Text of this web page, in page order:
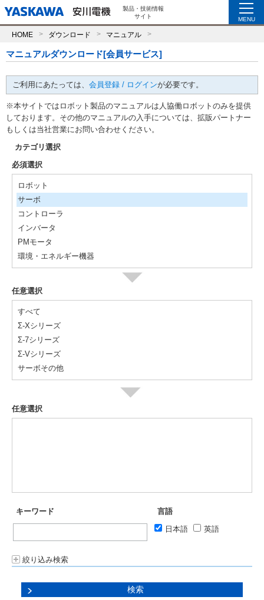
製品・技術情報
サイト
MENU
HOME ダウンロード マニュアル
マニュアルダウンロード[会員サービス]
ご利用にあたっては、 会員登録 / ログインが必要です。
※本サイトではロボット製品のマニュアルは人協働ロボットのみを提供
しております。その他のマニュアルの入手については、拡販パートナー
もしくは当社営業にお問い合わせください。
カテゴリ選択
必須選択
ロボット
サーボ
コントローラ
インバータ
PMモータ
環境・エネルギー機器
任意選択
すべて
Σ-Xシリーズ
Σ-7シリーズ
Σ-Vシリーズ
サーボその他
任意選択
キーワード
言語
日本語
英語
絞り込み検索